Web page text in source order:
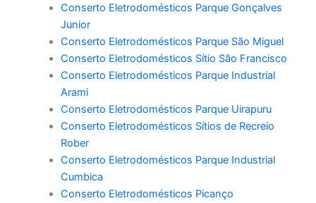
Conserto Eletrodomésticos Parque Gonçalves
Junior
Conserto Eletrodomésticos Parque São Miguel
Conserto Eletrodomésticos Sítio São Francisco
Conserto Eletrodomésticos Parque Industrial
Arami
Conserto Eletrodomésticos Parque Uirapuru
Conserto Eletrodomésticos Sítios de Recreio
Rober
Conserto Eletrodomésticos Parque Industrial
Cumbica
Conserto Eletrodomésticos Picanço